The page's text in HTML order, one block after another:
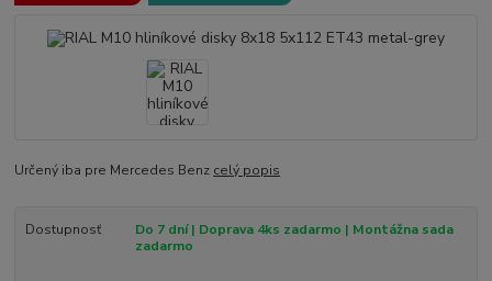
Určený iba pre Mercedes Benz celý popis
Dostupnosť
Do 7 dní | Doprava 4ks zadarmo | Montážna sada
zadarmo